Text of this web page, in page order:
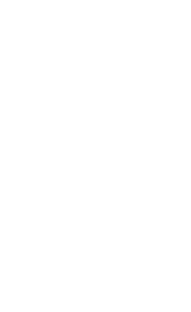
١٦
١٦
Mais par contre,
subsistance, il dit :